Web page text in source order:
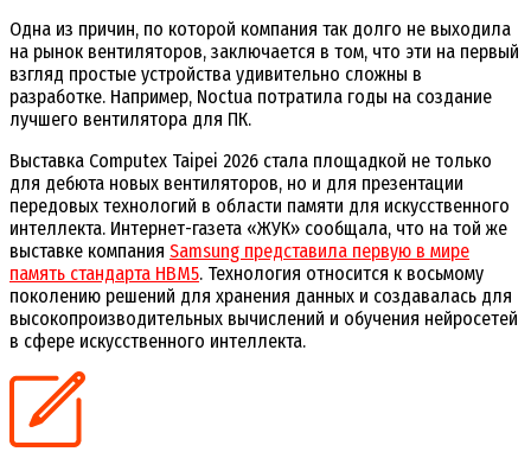
Одна из причин, по которой компания так долго не выходила
на рынок вентиляторов, заключается в том, что эти на первый
взгляд простые устройства удивительно сложны в
разработке. Например, Noctua потратила годы на создание
лучшего вентилятора для ПК.
Выставка Computex Taipei 2026 стала площадкой не только
для дебюта новых вентиляторов, но и для презентации
передовых технологий в области памяти для искусственного
интеллекта. Интернет-газета «ЖУК» сообщала, что на той же
выставке компания Samsung представила первую в мире
память стандарта HBM5. Технология относится к восьмому
поколению решений для хранения данных и создавалась для
высокопроизводительных вычислений и обучения нейросетей
в сфере искусственного интеллекта.